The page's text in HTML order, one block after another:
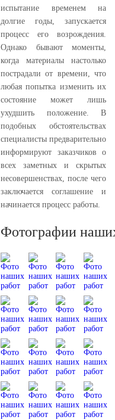
испытание временем на
долгие годы, запускается
процесс его возрождения.
Однако бывают моменты,
когда материалы настолько
пострадали от времени, что
любая попытка изменить их
состояние может лишь
ухудшить положение. В
подобных обстоятельствах
специалисты предварительно
информируют заказчиков о
всех заметных и скрытых
несовершенствах, после чего
заключается соглашение и
начинается процесс работы.
Фотографии